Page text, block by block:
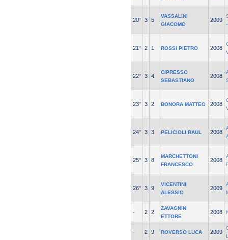
20° 3 5
VASSALINI
GIACOMO
2009
21° 2 1 ROSSI PIETRO 2008
22° 3 4
CIPRESSO
SEBASTIANO
2008
23° 3 2 BONORA MATTEO 2008
24° 3 3 PELICIOLI RAUL 2008
25° 3 8
MARCHETTONI
FRANCESCO
2008
26° 3 9
VICENTINI
ALESSIO
2009
- 2 2
ZAVAGNIN
ETTORE
2008
- 2 9 ROVERSO LUCA 2009